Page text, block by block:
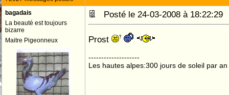
bagadais
La beauté est toujours
bizarre
Maitre Pigeonneux
Posté le 24-03-2008 à
Prost
--------------------
Les hautes alpes:300 jours de soleil par an